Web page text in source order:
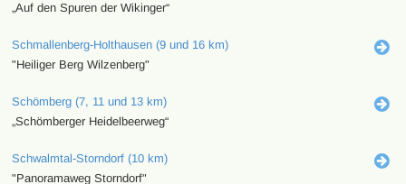
„Auf den Spuren der Wikinger“
Schmallenberg-Holthausen (9 und 16 km)
"Heiliger Berg Wilzenberg"
Schömberg (7, 11 und 13 km)
„Schömberger Heidelbeerweg“
Schwalmtal-Storndorf (10 km)
"Panoramaweg Storndorf"